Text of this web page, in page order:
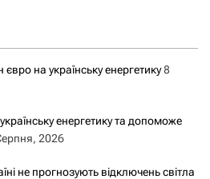
на українську енергетику8
енергетику та допоможе
2026
не прогнозують відключень світла